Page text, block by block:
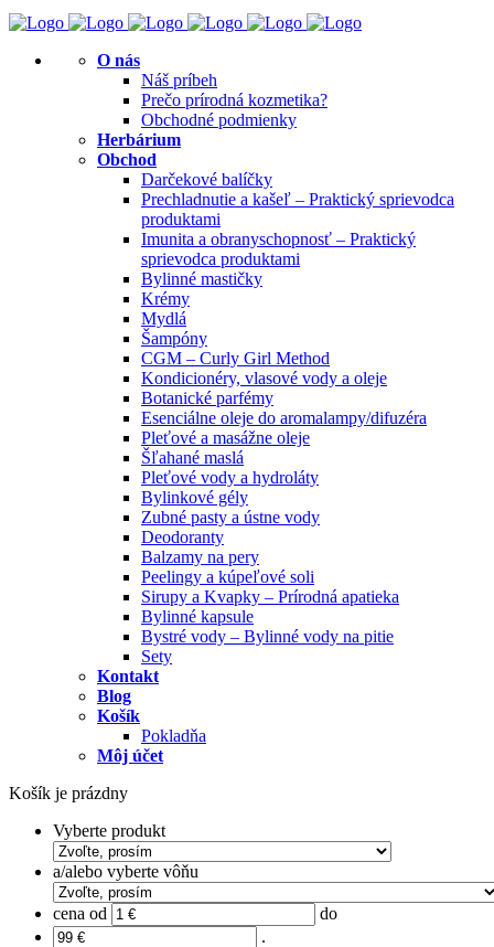
O nás
Náš príbeh
Prečo prírodná kozmetika?
Obchodné podmienky
Herbárium
Obchod
Darčekové balíčky
Prechladnutie a kašeľ – Praktický sprievodca
produktami
Imunita a obranyschopnosť – Praktický
sprievodca produktami
Bylinné mastičky
Krémy
Mydlá
Šampóny
CGM – Curly Girl Method
Kondicionéry, vlasové vody a oleje
Botanické parfémy
Esenciálne oleje do aromalampy/difuzéra
Pleťové a masážne oleje
Šľahané maslá
Pleťové vody a hydroláty
Bylinkové gély
Zubné pasty a ústne vody
Deodoranty
Balzamy na pery
Peelingy a kúpeľové soli
Sirupy a Kvapky – Prírodná apatieka
Bylinné kapsule
Bystré vody – Bylinné vody na pitie
Sety
Kontakt
Blog
Košík
Pokladňa
Môj účet
Košík je prázdny
Vyberte produkt
a/alebo vyberte vôňu
cena od
do
.